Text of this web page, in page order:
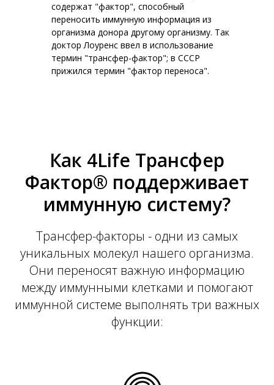
содержат "фактор", способный
переносить иммунную информация из
организма донора другому организму. Так
доктор Лоуренс ввел в использование
термин "трансфер-фактор"; в СССР
прижился термин "фактор переноса".
Как 4Life Трансфер
Фактор® поддерживает
иммунную систему?
Трансфер-факторы - одни из самых
уникальных молекул нашего организма.
Они переносят важную информацию
между иммунными клетками и помогают
иммунной системе выполнять три важных
функции: